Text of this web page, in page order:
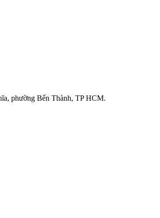
phường Bến Thành, TP HCM.